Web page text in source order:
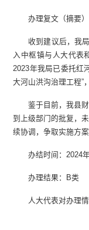
办理复文（摘要
收到建议后，我
入中枢镇与人大代表
2023年我局已委托红
大河山洪沟治理工程”
鉴于目前，我县
到上级部门的批复，
续协调，争取实施方
办结时间：2024
办理结果：B类
人大代表对办理